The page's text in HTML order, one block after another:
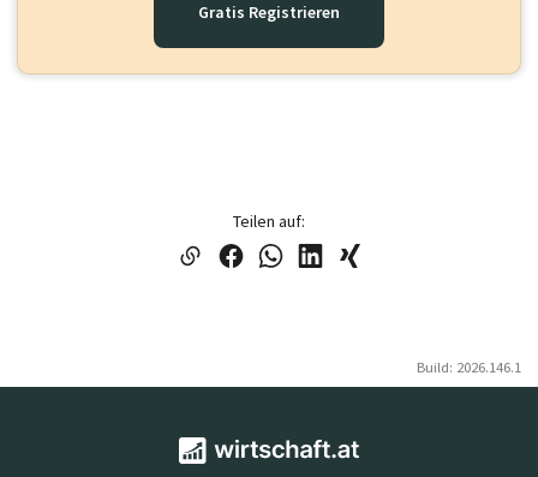
Gratis Registrieren
Teilen auf:
Build: 2026.146.1